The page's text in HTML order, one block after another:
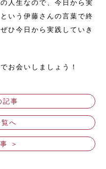
人生なので、今日から実
いう伊藤さんの言葉で終
ひ今日から実践していき
お会いしましょう！
記事
へ
＞